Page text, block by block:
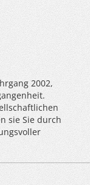
2002,
sie Sie durch